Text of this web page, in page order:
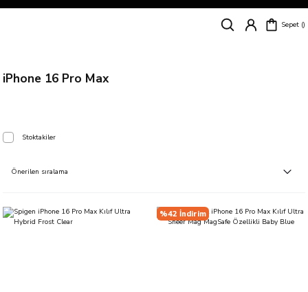
Siparişleriniz
Hemen Tıkla Alışverişe Başla!
Sepet
iPhone 16 Pro Max
Stoktakiler
%42 İndirim